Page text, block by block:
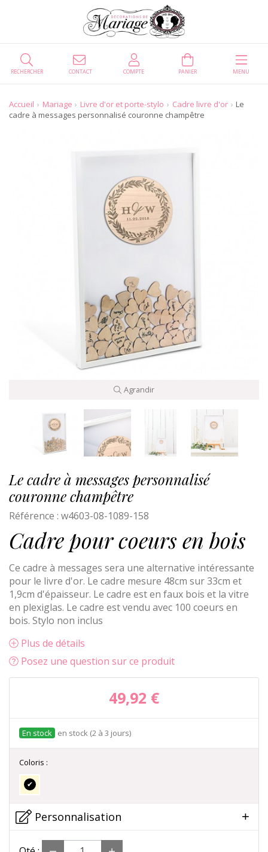
CONTACT
RECHERCHER COMPTE PANIER MENU
Accueil Mariage Livre d'or et porte-stylo Cadre livre d'or
Le
cadre à messages personnalisé couronne champêtre
Agrandir
Le cadre à messages personnalisé
couronne champêtre
Référence : w4603-08-1089-158
Cadre pour coeurs en bois
Ce cadre à messages sera une alternative intéressante
pour le livre d'or. Le cadre mesure 48cm sur 33cm et
1,9cm d'épaisseur. Le cadre est en faux bois et la vitre
en plexiglas. Le cadre est vendu avec 100 coeurs en
bois. Stylo non inclus
Plus de détails
Posez une question sur ce produit
49,92 €
en stock (2 à 3 jours)
Coloris :
Personnalisation